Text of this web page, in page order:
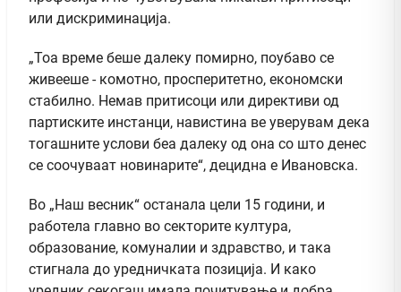
или дискриминација.
„Тоа време беше далеку помирно, поубаво се
живееше - комотно, просперитетно, економски
стабилно. Немав притисоци или директиви од
партиските инстанци, навистина ве уверувам дека
тогашните услови беа далеку од она со што денес
се соочуваат новинарите“, децидна е Ивановска.
Во „Наш весник“ останaла цели 15 години, и
работела главно во секторите култура,
образование, комуналии и здравство, и така
стигнала до уредничката позиција. И како